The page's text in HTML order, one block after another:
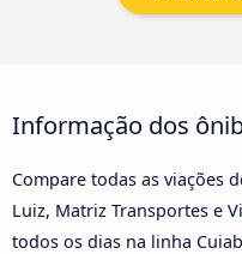
Informação dos
Compare todas as viações
Luiz, Matriz Transportes e
todos os dias na linha